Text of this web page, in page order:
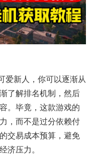
爱新人，你可以逐渐从
了解排名机制，然后
。毕竟，这款游戏的
，而不是过分依赖付
交易成本预算，避免
济压力。